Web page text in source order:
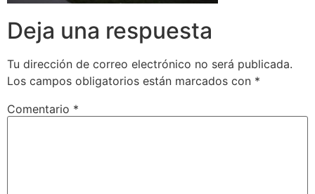
Deja una respuesta
Tu dirección de correo electrónico no será publicada.
Los campos obligatorios están marcados con *
Comentario *